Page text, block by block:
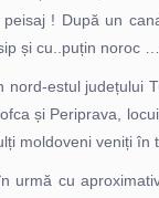
! După un
și cu..puțin noroc
nord-estul județului
și Periprava,
moldoveni veniți
urmă cu